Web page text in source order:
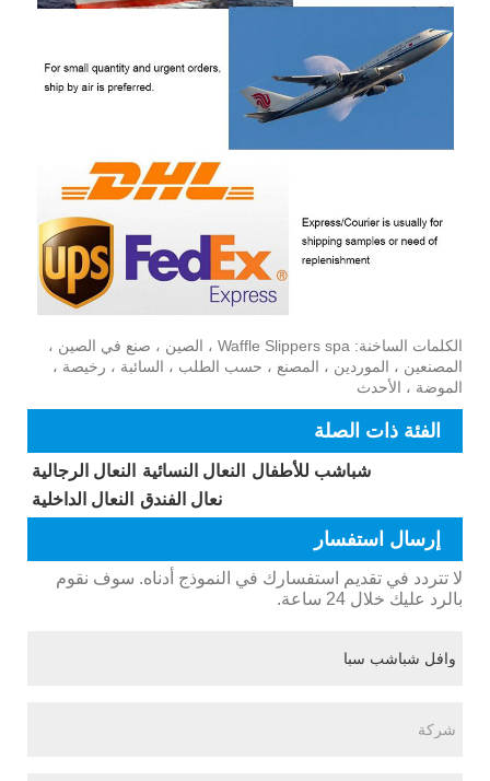
الكلمات الساخنة: Waffle Slippers spa ، الصين ، صنع في الصين ،
المصنعين ، الموردين ، المصنع ، حسب الطلب ، السائبة ، رخيصة ،
الموضة ، الأحدث
الفئة ذات الصلة
النعال الرجالية النعال النسائية
شباشب للأطفال
النعال الداخلية
نعال الفندق
إرسال استفسار
لا تتردد في تقديم استفسارك في النموذج أدناه. سوف نقوم
بالرد عليك خلال 24 ساعة.